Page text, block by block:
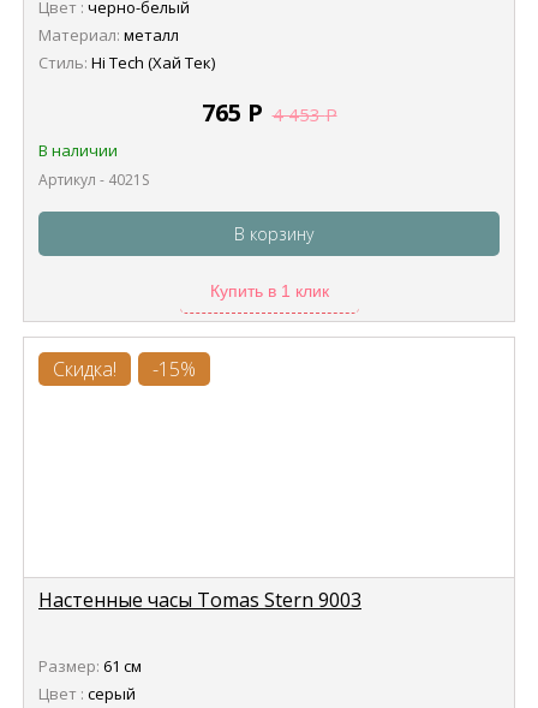
Цвет : черно-белый
Материал: металл
Стиль: Hi Tech (Хай Тек)
765 Р 4 453Р
В наличии
Артикул - 4021S
В корзину
Купить в 1 клик
Скидка! -15%
Настенные часы Tomas Stern 9003
Размер: 61 см
Цвет : серый